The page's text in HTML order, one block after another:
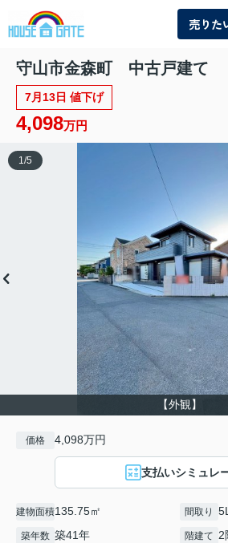
売りた
守山市金森町 中古戸建て
7月13日 値下げ
4,098万円
【外観】
1 /5
価格 4,098万円
支払いシミュレ
建物面積135.75㎡ 間取り
築年数 築41年 階建て 2